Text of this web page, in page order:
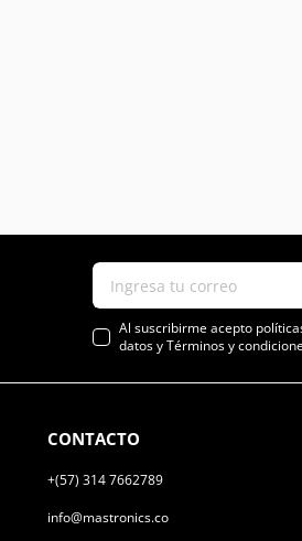
Al suscribirme acepto
datos y Términos y
CONTACTO
+(57) 314 7662789
info@mastronics.co